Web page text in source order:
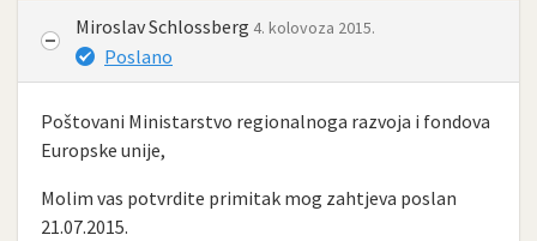
Miroslav Schlossberg 4. kolovoza 2015.
Poslano
Poštovani Ministarstvo regionalnoga razvoja i fondova
Europske unije,
Molim vas potvrdite primitak mog zahtjeva poslan
21.07.2015.